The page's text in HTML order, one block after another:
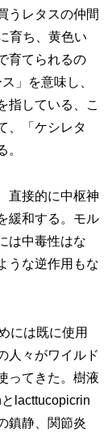
うレタスの仲間
育ち、黄色い
育てられるの
」を意味し、
指している、こ
、「ケシレタ
。
直接的に中枢神
緩和する。モル
は中毒性はな
うな逆作用もな
には既に使用
人々がワイルド
ってきた。樹液
lacttucopicrin
鎮静、関節炎